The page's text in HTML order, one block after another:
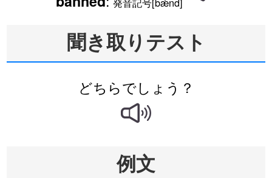
聞き取りテスト
どちらでしょう？
例文